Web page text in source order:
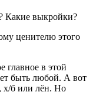
Какие выкройки?
ценителю этого
главное в этой
быть любой. А вот
х/б или лён. Но